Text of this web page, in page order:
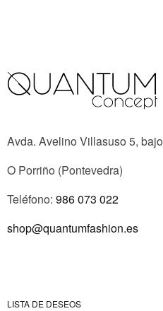
Avda. Avelino Villasuso 5, bajo
O Porriño (Pontevedra)
Teléfono: 986 073 022
shop@quantumfashion.es
LISTA DE DESEOS